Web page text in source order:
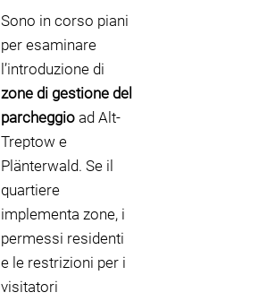
Sono in corso piani
per esaminare
l’introduzione di
zone di gestione del
parcheggio ad Alt-
Treptow e
Plänterwald. Se il
quartiere
implementa zone, i
permessi residenti
e le restrizioni per i
visitatori